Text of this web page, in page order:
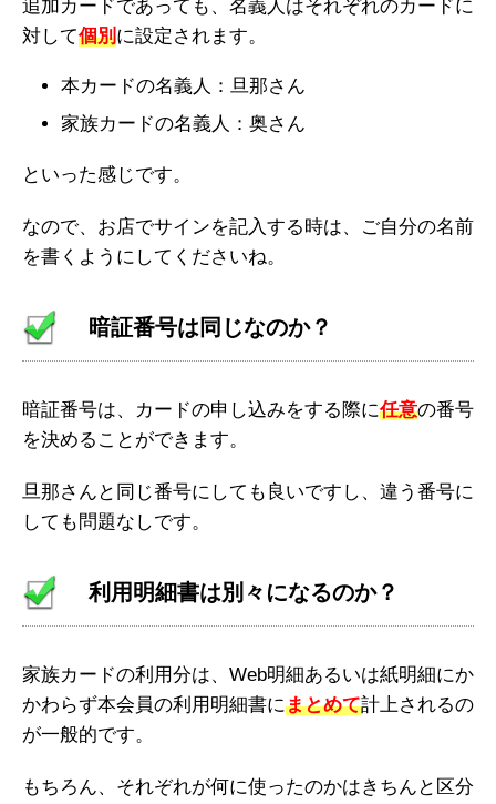
追加カードであっても、名義人はそれぞれのカードに
対して個別に設定されます。
本カードの名義人：旦那さん
家族カードの名義人：奥さん
といった感じです。
なので、お店でサインを記入する時は、ご自分の名前
を書くようにしてくださいね。
暗証番号は同じなのか？
暗証番号は、カードの申し込みをする際に任意の番号
を決めることができます。
旦那さんと同じ番号にしても良いですし、違う番号に
しても問題なしです。
利用明細書は別々になるのか？
家族カードの利用分は、Web明細あるいは紙明細にか
かわらず本会員の利用明細書にまとめて計上されるの
が一般的です。
もちろん、それぞれが何に使ったのかはきちんと区分